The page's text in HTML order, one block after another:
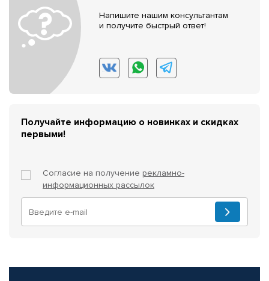
Напишите нашим консультантам
и получите быстрый ответ!
Получайте информацию о новинках и скидках
первыми!
Согласие на получение рекламно-
информационных рассылок